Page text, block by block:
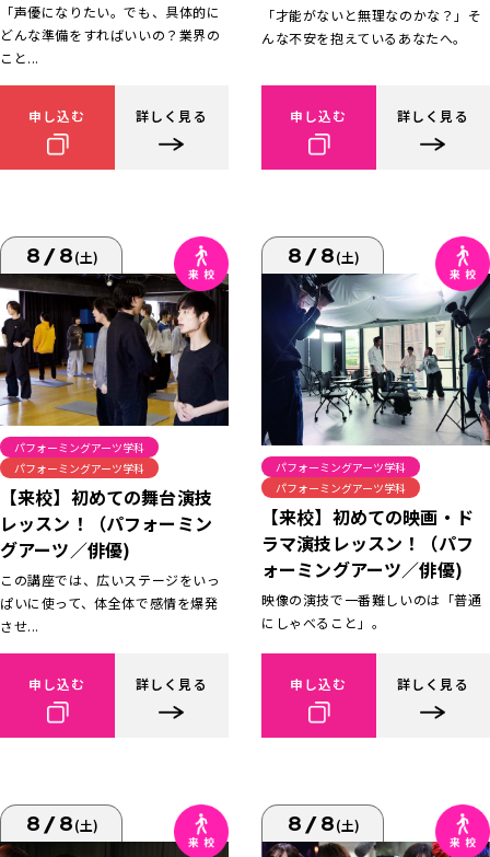
「声優になりたい。でも、具体的に
どんな準備をすればいいの？業界の
こと...
申し込む 詳しく見る
「才能がないと無理なのかな？」そ
んな不安を抱えているあなたへ。
申し込む 詳しく見る
8/8(土)
パフォーミングアーツ学科
パフォーミングアーツ学科
【来校】初めての舞台演技
レッスン！（パフォーミン
グアーツ／俳優)
この講座では、広いステージをいっ
ぱいに使って、体全体で感情を爆発
させ...
申し込む 詳しく見る
8/8(土)
パフォーミングアーツ学科
パフォーミングアーツ学科
【来校】初めての映画・ド
ラマ演技レッスン！（パフ
ォーミングアーツ／俳優)
映像の演技で一番難しいのは「普通
にしゃべること」。
申し込む 詳しく見る
8/8(土) 8/8(土)